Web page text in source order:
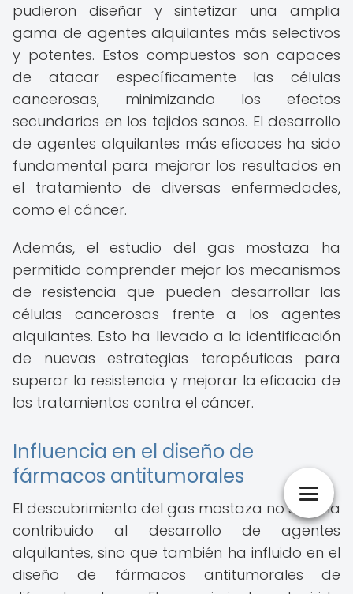
pudieron diseñar y sintetizar una amplia
gama de agentes alquilantes más selectivos
y potentes. Estos compuestos son capaces
de atacar específicamente las células
cancerosas, minimizando los efectos
secundarios en los tejidos sanos. El desarrollo
de agentes alquilantes más eficaces ha sido
fundamental para mejorar los resultados en
el tratamiento de diversas enfermedades,
como el cáncer.
Además, el estudio del gas mostaza ha
permitido comprender mejor los mecanismos
de resistencia que pueden desarrollar las
células cancerosas frente a los agentes
alquilantes. Esto ha llevado a la identificación
de nuevas estrategias terapéuticas para
superar la resistencia y mejorar la eficacia de
los tratamientos contra el cáncer.
Influencia en el diseño de
fármacos antitumorales
El descubrimiento del gas mostaza no solo ha
contribuido al desarrollo de agentes
alquilantes, sino que también ha influido en el
diseño de fármacos antitumorales de